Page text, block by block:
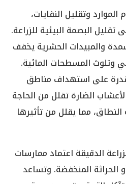
وتقليل النفايات،
تقليل البصمة البيئية للزراعة.
والمبيدات الحشرية يخفف
وتلوث المسطحات المائية.
على استهداف مناطق
الضارة تقلل من الحاجة
مما يقلل من تأثيرها
الدقيقة اعتماد ممارسات
الحراثة المنخفضة. وتساعد